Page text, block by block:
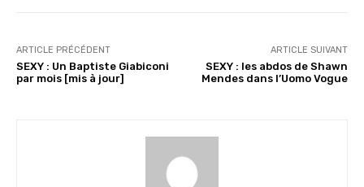
ARTICLE PRÉCÉDENT
SEXY : Un Baptiste Giabiconi
par mois [mis à jour]
ARTICLE SUIVANT
SEXY : les abdos de Shawn
Mendes dans l’Uomo Vogue